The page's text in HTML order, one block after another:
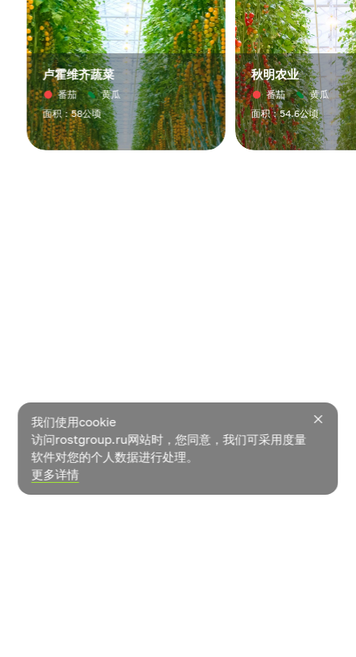
卢霍维齐蔬菜
番茄
黄瓜
面积：58公顷
秋明农业
番茄
黄瓜
面积：54.6公顷
我们使用cookie
访问rostgroup.ru网站时，您同意，我们可采用度量
软件对您的个人数据进行处理。
更多详情